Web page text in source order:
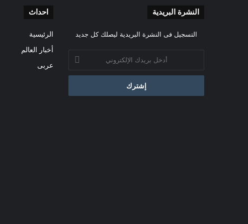
احداث
الرئيسية
أخبار العالم
عربى
النشرة البريدية
التسجيل فى النشرة البريدية ليصلك كل جديد
الإلكتروني